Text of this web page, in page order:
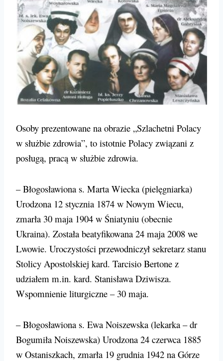
Osoby prezentowane na obrazie „Szlachetni Polacy
w służbie zdrowia”, to istotnie Polacy związani z
posługą, pracą w służbie zdrowia.
– Błogosławiona s. Marta Wiecka (pielęgniarka)
Urodzona 12 stycznia 1874 w Nowym Wiecu,
zmarła 30 maja 1904 w Śniatyniu (obecnie
Ukraina). Została beatyfikowana 24 maja 2008 we
Lwowie. Uroczystości przewodniczył sekretarz stanu
Stolicy Apostolskiej kard. Tarcisio Bertone z
udziałem m.in. kard. Stanisława Dziwisza.
Wspomnienie liturgiczne – 30 maja.
– Błogosławiona s. Ewa Noiszewska (lekarka – dr
Bogumiła Noiszewska) Urodzona 24 czerwca 1885
w Ostaniszkach, zmarła 19 grudnia 1942 na Górze